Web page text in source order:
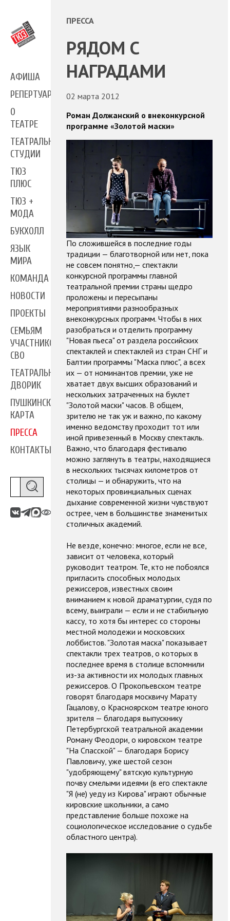
АФИША
РЕПЕРТУАР
О
ТЕАТРЕ
ТЕАТРАЛЬНЫЕ
СТУДИИ
ТЮЗ
ПЛЮС
ТЮЗ +
МОДА
БУКХОЛЛ
ЯЗЫК
МИРА
КОМАНДА
НОВОСТИ
ПРОЕКТЫ
СЕМЬЯМ
УЧАСТНИКОВ
СВО
ТЕАТРАЛЬНЫЙ
ДВОРИК
ПУШКИНСКАЯ
КАРТА
ПРЕССА
КОНТАКТЫ
ПРЕССА
РЯДОМ С
НАГРАДАМИ
02 марта 2012
Роман Должанский о внеконкурсной
программе «Золотой маски»
По сложившейся в последние годы
традиции — благотворной или нет, пока
не совсем понятно,— спектакли
конкурсной программы главной
театральной премии страны щедро
проложены и пересыпаны
мероприятиями разнообразных
внеконкурсных программ. Чтобы в них
разобраться и отделить программу
"Новая пьеса" от раздела российских
спектаклей и спектаклей из стран СНГ и
Балтии программы "Маска плюс", а всех
их — от номинантов премии, уже не
хватает двух высших образований и
нескольких затраченных на буклет
"Золотой маски" часов. В общем,
зрителю не так уж и важно, по какому
именно ведомству проходит тот или
иной привезенный в Москву спектакль.
Важно, что благодаря фестивалю
можно заглянуть в театры, находящиеся
в нескольких тысячах километров от
столицы — и обнаружить, что на
некоторых провинциальных сценах
дыхание современной жизни чувствуют
острее, чем в большинстве знаменитых
столичных академий.
Не везде, конечно: многое, если не все,
зависит от человека, который
руководит театром. Те, кто не побоялся
пригласить способных молодых
режиссеров, известных своим
вниманием к новой драматургии, судя по
всему, выиграли — если и не стабильную
кассу, то хотя бы интерес со стороны
местной молодежи и московских
лоббистов. "Золотая маска" показывает
спектакли трех театров, о которых в
последнее время в столице вспомнили
из-за активности их молодых главных
режиссеров. О Прокопьевском театре
говорят благодаря москвичу Марату
Гацалову, о Красноярском театре юного
зрителя — благодаря выпускнику
Петербургской театральной академии
Роману Феодори, о кировском театре
"На Спасской" — благодаря Борису
Павловичу, уже шестой сезон
"удобряющему" вятскую культурную
почву смелыми идеями (в его спектакле
"Я (не) уеду из Кирова" играют обычные
кировские школьники, а само
представление больше похоже на
социологическое исследование о судьбе
областного центра).